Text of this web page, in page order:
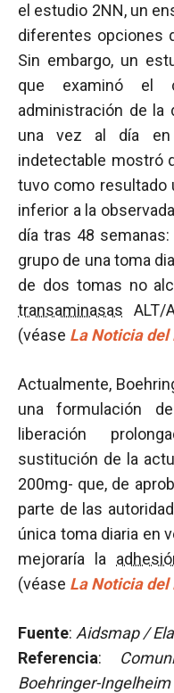
el estudio 2NN, un
diferentes opciones
Sin embargo, un
que examinó el
administración de la
una vez al día
indetectable mostró
tuvo como resultado
inferior a la
día tras 48 semanas:
grupo de una toma
de dos tomas no
transaminasas
(véase La Noticia
Actualmente,
una formulación
liberación
sustitución de la
200mg- que, de
parte de las
única toma diaria en
mejoraría la
(véase La Noticia
Fuente: Aidsmap /
Referencia:
Boehringer-